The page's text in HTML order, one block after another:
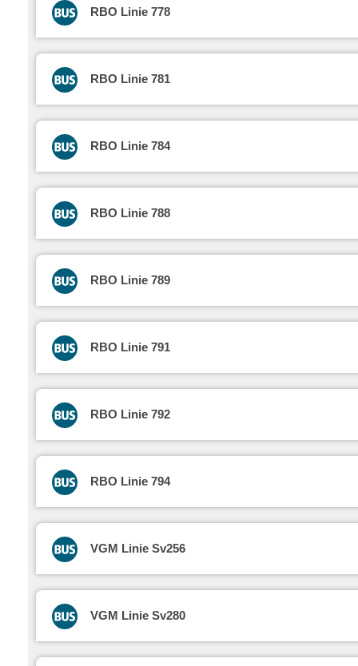
RBO Linie 778
RBO Linie 781
RBO Linie 784
RBO Linie 788
RBO Linie 789
RBO Linie 791
RBO Linie 792
RBO Linie 794
VGM Linie Sv256
VGM Linie Sv280